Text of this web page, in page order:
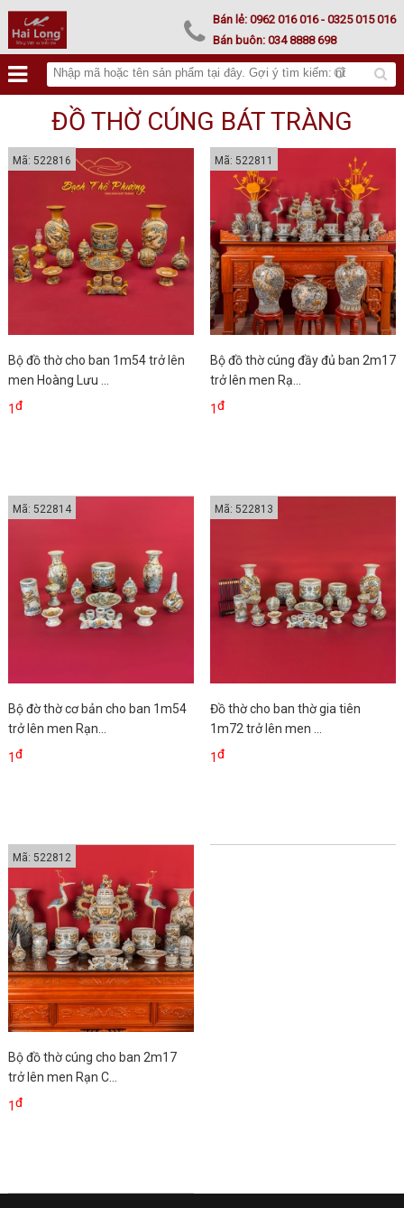
Lư hoá vàng Bán lẻ:0962 016 016 - 0325 015 016
Bán buôn:034 8888 698
ĐỒ THỜ CÚNG BÁT TRÀNG
Bộ đồ thờ cho ban 1m54 trở lên
men Hoàng Lưu ...
1đ
Mã: 522816
Bộ đồ thờ cúng đầy đủ ban 2m17
trở lên men Rạ...
1đ
Mã: 522811
Bộ đờ thờ cơ bản cho ban 1m54
trở lên men Rạn...
1đ
Mã: 522814
Đồ thờ cho ban thờ gia tiên
1m72 trở lên men ...
1đ
Mã: 522813
Bộ đồ thờ cúng cho ban 2m17
trở lên men Rạn C...
1đ
Mã: 522812